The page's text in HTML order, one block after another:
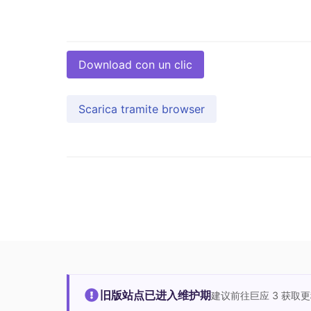
Download con un clic
Scarica tramite browser
旧版站点已进入维护期建议前往巨应 3 获取更